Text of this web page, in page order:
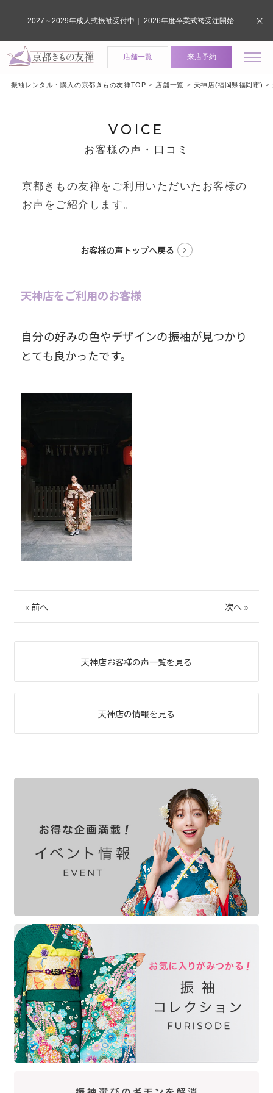
店舗一覧 来店予約
振袖レンタル・購入の京都きもの友禅TOP 店舗一覧 天神店(福岡県福岡市)
VOICE
お客様の声・口コミ
京都きもの友禅をご利用いただいたお客様の
お声をご紹介します。
お客様の声トップへ戻る
天神店をご利用のお客様
自分の好みの色やデザインの振袖が見つかり
とても良かったです。
« 前へ 次へ »
天神店お客様の声一覧を見る
天神店の情報を見る
2027～2029年成人式振袖受付中｜ 2026年度卒業式袴受注開始